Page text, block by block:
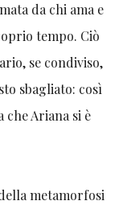
da chi ama e
tempo. Ciò
se condiviso,
sbagliato: così
che Ariana si è
metamorfosi